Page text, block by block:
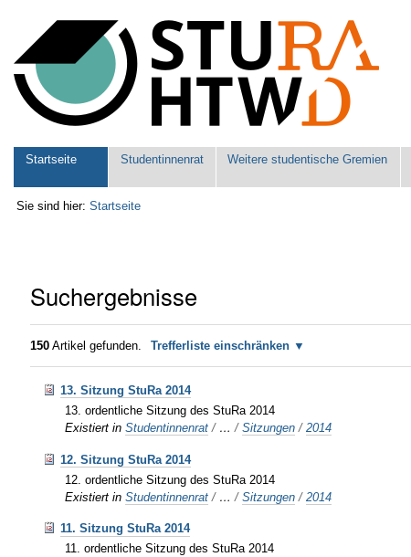
Werkzeuge
Sektionen
Startseite Studentinnenrat Weitere studentische Gremien
Sie sind hier: Startseite
Suchergebnisse
150 Artikel gefunden. Trefferliste einschränken
13. Sitzung StuRa 2014
13. ordentliche Sitzung des StuRa 2014
Existiert in Studentinnenrat / …/Sitzungen /2014
12. Sitzung StuRa 2014
12. ordentliche Sitzung des StuRa 2014
Existiert in Studentinnenrat / …/Sitzungen /2014
11. Sitzung StuRa 2014
11. ordentliche Sitzung des StuRa 2014